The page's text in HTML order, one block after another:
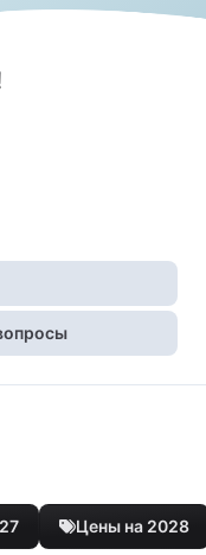
Цены на 2028